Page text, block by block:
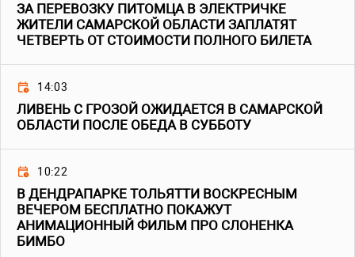
ЗА ПЕРЕВОЗКУ ПИТОМЦА В ЭЛЕКТРИЧКЕ
ЖИТЕЛИ САМАРСКОЙ ОБЛАСТИ ЗАПЛАТЯТ
ЧЕТВЕРТЬ ОТ СТОИМОСТИ ПОЛНОГО БИЛЕТА
14:03
ЛИВЕНЬ С ГРОЗОЙ ОЖИДАЕТСЯ В САМАРСКОЙ
ОБЛАСТИ ПОСЛЕ ОБЕДА В СУББОТУ
10:22
В ДЕНДРАПАРКЕ ТОЛЬЯТТИ ВОСКРЕСНЫМ
ВЕЧЕРОМ БЕСПЛАТНО ПОКАЖУТ
АНИМАЦИОННЫЙ ФИЛЬМ ПРО СЛОНЕНКА
БИМБО